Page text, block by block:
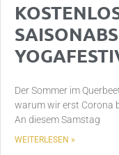
Der Sommer im
warum wir erst Corona
An diesem Samstag
WEITERLESEN »